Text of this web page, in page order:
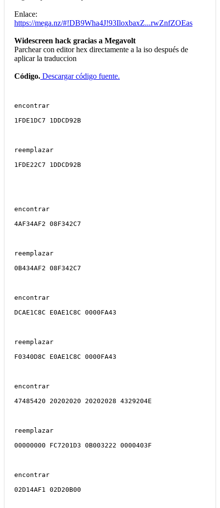
Enlace:
https://mega.nz/#!DB9Wha4J!93IloxbaxZ...rwZnfZOEas
Widescreen hack gracias a Megavolt
Parchear con editor hex directamente a la iso después de
aplicar la traduccion
Código. Descargar código fuente.
encontrar
1FDE1DC7 1DDCD92B
reemplazar
1FDE22C7 1DDCD92B
encontrar
4AF34AF2 08F342C7
reemplazar
0B434AF2 08F342C7
encontrar
DCAE1C8C E0AE1C8C 0000FA43
reemplazar
F0340D8C E0AE1C8C 0000FA43
encontrar
47485420 20202020 20202028 4329204E
reemplazar
00000000 FC7201D3 0B003222 0000403F
encontrar
02D14AF1 02D20B00